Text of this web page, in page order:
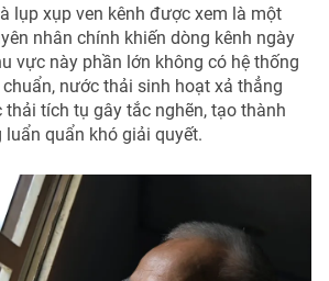
lụp xụp ven kênh được xem là một
nhân chính khiến dòng kênh ngày
vực này phần lớn không có hệ thống
nước thải sinh hoạt xả thẳng
thải tích tụ gây tắc nghẽn, tạo thành
luẩn quẩn khó giải quyết.